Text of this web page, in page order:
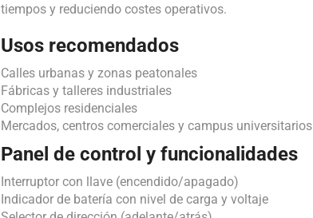
tiempos y reduciendo costes operativos.
Usos recomendados
Calles urbanas y zonas peatonales
Fábricas y talleres industriales
Complejos residenciales
Mercados, centros comerciales y campus universitarios
Panel de control y funcionalidades
Interruptor con llave (encendido/apagado)
Indicador de batería con nivel de carga y voltaje